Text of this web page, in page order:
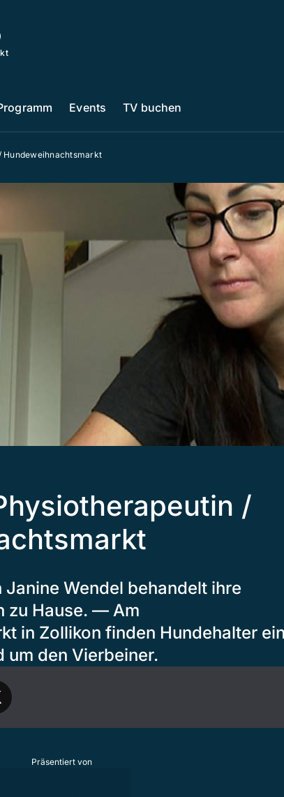
Events TV buchen
/
Wendel behandelt ihre
zu Hause. — Am
in Zollikon finden Hundehalter ein
um den Vierbeiner.
Präsentiert von